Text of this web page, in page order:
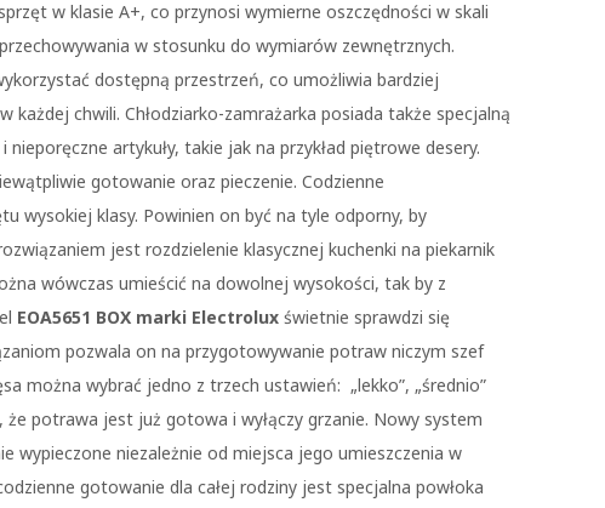
w klasie A+, co przynosi wymierne oszczędności w skali
w stosunku do wymiarów zewnętrznych.
dostępną przestrzeń, co umożliwia bardziej
chwili. Chłodziarko-zamrażarka posiada także specjalną
artykuły, takie jak na przykład piętrowe desery.
gotowanie oraz pieczenie. Codzienne
wysokiej klasy. Powinien on być na tyle odporny, by
jest rozdzielenie klasycznej kuchenki na piekarnik
wówczas umieścić na dowolnej wysokości, tak by z
EOA5651 BOX marki Electrolux świetnie sprawdzi się
pozwala on na przygotowywanie potraw niczym szef
można wybrać jedno z trzech ustawień: „lekko”, „średnio”
że potrawa jest już gotowa i wyłączy grzanie. Nowy system
wypieczone niezależnie od miejsca jego umieszczenia w
gotowanie dla całej rodziny jest specjalna powłoka